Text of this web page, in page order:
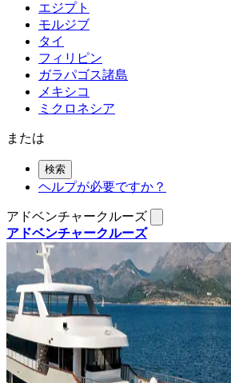
エジプト
モルジブ
タイ
フィリピン
ガラパゴス諸島
メキシコ
ミクロネシア
または
検索
ヘルプが必要ですか？
アドベンチャークルーズ
アドベンチャークルーズ